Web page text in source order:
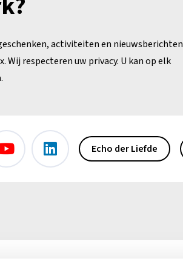
activiteiten en nieuwsberichten
Wij respecteren uw privacy. U kan op elk
Echo der Liefde